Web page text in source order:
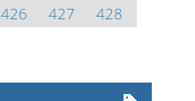
426 427
428